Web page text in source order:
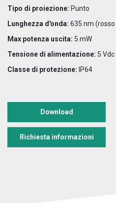
Tipo di proiezione: Punto
Lunghezza d'onda: 635 nm
Max potenza uscita: 5 mW
Tensione di alimentazione: 5 Vdc
Classe di protezione: IP64
Download
Richiesta informazioni